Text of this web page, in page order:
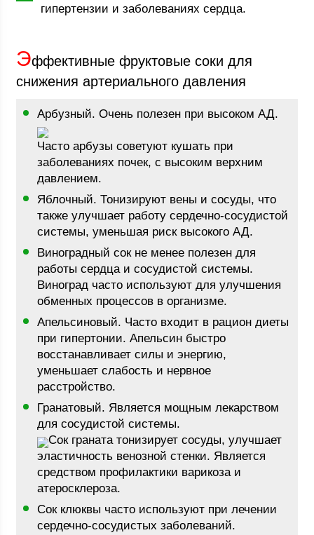
гипертензии и заболеваниях сердца.
Эффективные фруктовые соки для
снижения артериального давления
Арбузный. Очень полезен при высоком АД.
Часто арбузы советуют кушать при
заболеваниях почек, с высоким верхним
давлением.
Яблочный. Тонизируют вены и сосуды, что
также улучшает работу сердечно-сосудистой
системы, уменьшая риск высокого АД.
Виноградный сок не менее полезен для
работы сердца и сосудистой системы.
Виноград часто используют для улучшения
обменных процессов в организме.
Апельсиновый. Часто входит в рацион диеты
при гипертонии. Апельсин быстро
восстанавливает силы и энергию,
уменьшает слабость и нервное
расстройство.
Гранатовый. Является мощным лекарством
для сосудистой системы.
Сок граната тонизирует сосуды, улучшает
эластичность венозной стенки. Является
средством профилактики варикоза и
атеросклероза.
Сок клюквы часто используют при лечении
сердечно-сосудистых заболеваний.